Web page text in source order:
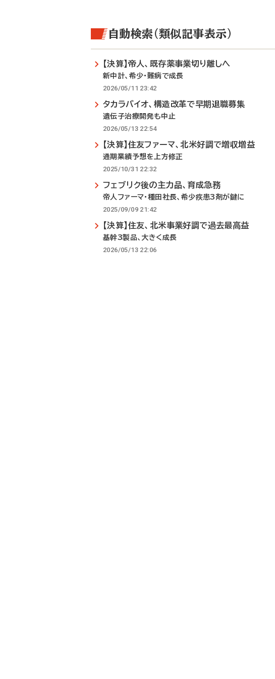
自動検索（類似記事表示）
【決算】帝人、既存薬事業切り離しへ
新中計、希少・難病で成長
2026/05/11 23:42
タカラバイオ、構造改革で早期退職募集
遺伝子治療開発も中止
2026/05/13 22:54
【決算】住友ファーマ、北米好調で増収増益
通期業績予想を上方修正
2025/10/31 22:32
フェブリク後の主力品、育成急務
帝人ファーマ・種田社長、希少疾患3剤が鍵に
2025/09/09 21:42
【決算】住友、北米事業好調で過去最高益
基幹3製品、大きく成長
2026/05/13 22:06